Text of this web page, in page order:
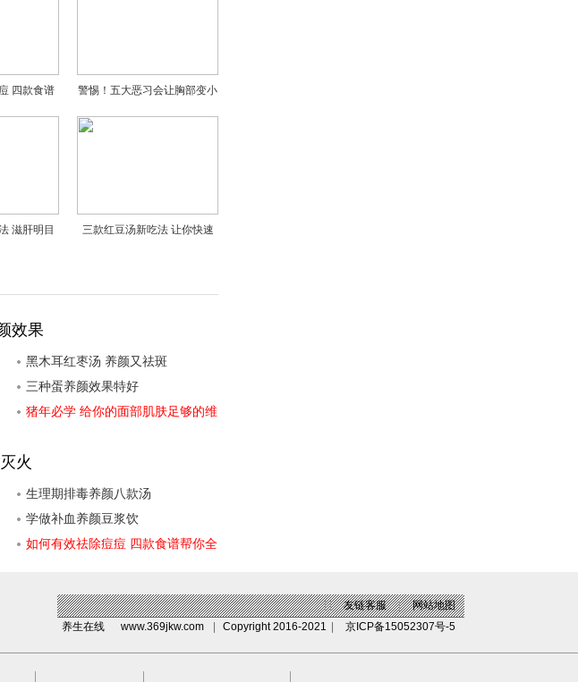
四款食谱
警惕！五大恶习会让胸部变小
滋肝明目
三款红豆汤新吃法 让你快速
效果
黑木耳红枣汤 养颜又祛斑
三种蛋养颜效果特好
猪年必学 给你的面部肌肤足够的维
火
生理期排毒养颜八款汤
学做补血养颜豆浆饮
如何有效祛除痘痘 四款食谱帮你全
| | 友链客服 |
网站地图
养生在线
www.369jkw.com Copyright 2016-2021 京ICP备15052307号-5